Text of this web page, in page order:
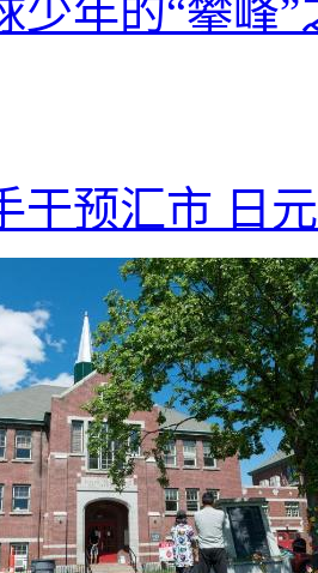
少年的“攀峰
干预汇市 日